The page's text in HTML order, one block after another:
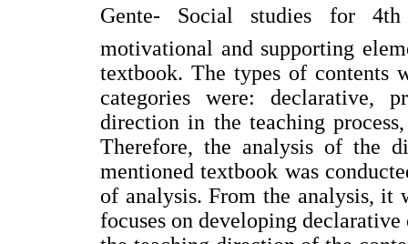
Gente- Social studies for
motivational and supporting
textbook. The types of contents
categories were: declarative,
direction in the teaching
Therefore, the analysis of the
mentioned textbook was
of analysis. From the analysis, it
focuses on developing